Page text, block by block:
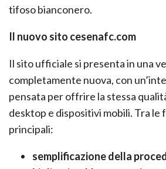
tifoso bianconero.
Il nuovo sito cesenafc.com
Il sito ufficiale si presenta in una
completamente nuova, con
pensata per offrire la stessa
desktop e dispositivi mobili. Tra le
principali:
semplificazione della